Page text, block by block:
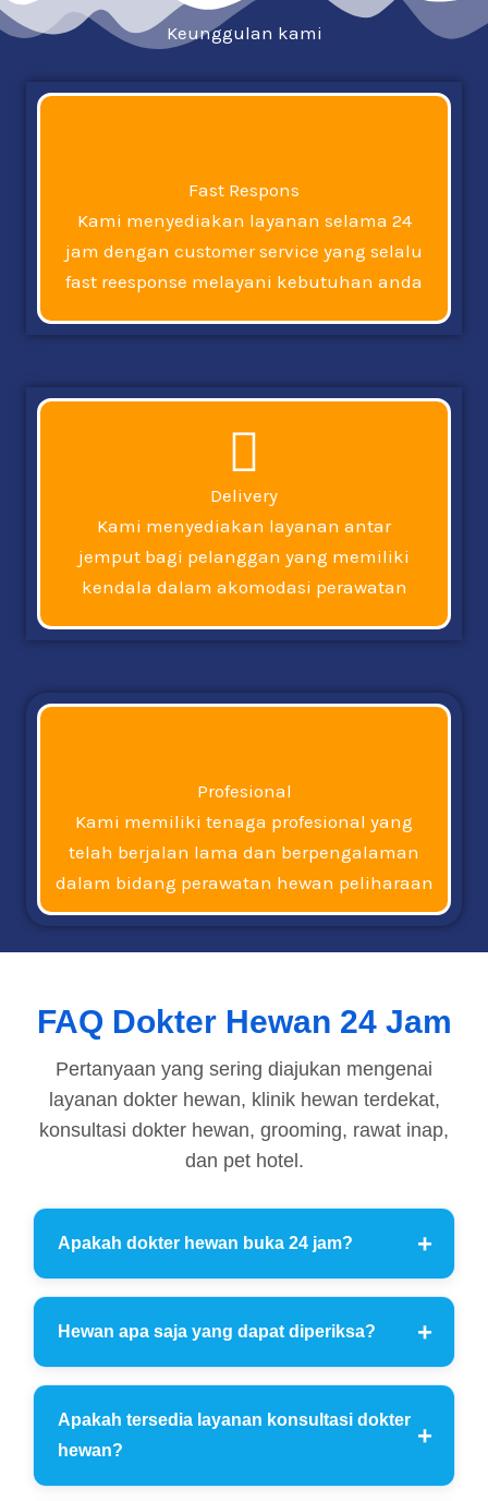
Keunggulan kami
Fast Respons
Kami menyediakan layanan selama 24
jam dengan customer service yang selalu
fast reesponse melayani kebutuhan anda
Delivery
Kami menyediakan layanan antar
jemput bagi pelanggan yang memiliki
kendala dalam akomodasi perawatan
Profesional
Kami memiliki tenaga profesional yang
telah berjalan lama dan berpengalaman
dalam bidang perawatan hewan peliharaan
FAQ Dokter Hewan 24 Jam
Pertanyaan yang sering diajukan mengenai
layanan dokter hewan, klinik hewan terdekat,
konsultasi dokter hewan, grooming, rawat inap,
dan pet hotel.
Apakah dokter hewan buka 24 jam?
Hewan apa saja yang dapat diperiksa?
Apakah tersedia layanan konsultasi dokter
hewan?